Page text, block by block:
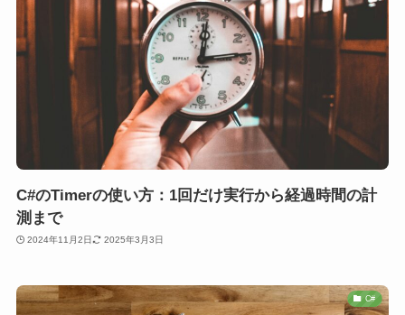
C#のTimerの使い方：1回だけ実行から経過時間の計
測まで
2024年11月2日 2025年3月3日
C#